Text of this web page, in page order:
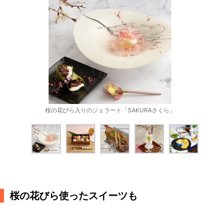
桜の花びら入りのジェラート「SAKURAさくら」
桜の花びら使ったスイーツも